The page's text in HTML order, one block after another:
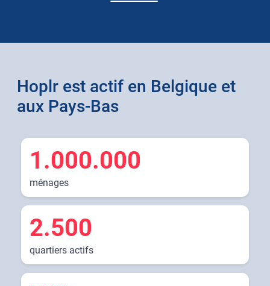
Hoplr est actif en Belgique et
aux Pays-Bas
1.000.000
ménages
2.500
quartiers actifs